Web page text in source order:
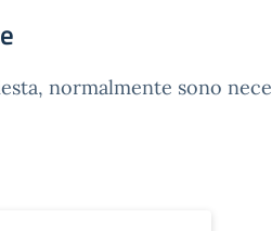
normalmente sono